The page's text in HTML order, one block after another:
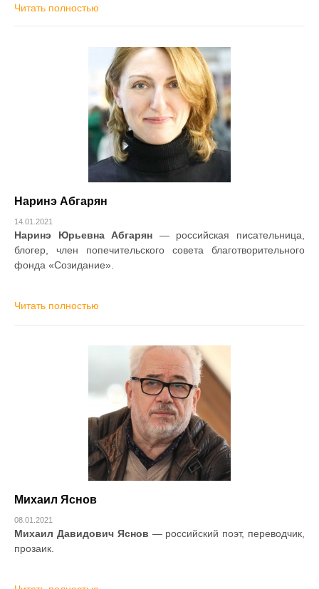
Читать полностью
Наринэ Абгарян
14.01.2021
Наринэ Юрьевна Абгарян — российская писательница,
блогер, член попечительского совета благотворительного
фонда «Созидание».
Читать полностью
Михаил Яснов
08.01.2021
Михаил Давидович Яснов — российский поэт, переводчик,
прозаик.